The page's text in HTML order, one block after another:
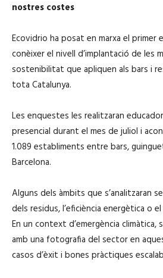
nostres costes
Ecovidrio ha posat en marxa el primer
conèixer el nivell d’implantació de les
sostenibilitat que apliquen als bars i
tota Catalunya.
Les enquestes les realitzaran
presencial durant el mes de juliol i
1.089 establiments entre bars,
Barcelona.
Alguns dels àmbits que s’analitzaran
dels residus, l’eficiència energètica o
En un context d’emergència
amb una fotografia del sector en
casos d’èxit i bones pràctiques